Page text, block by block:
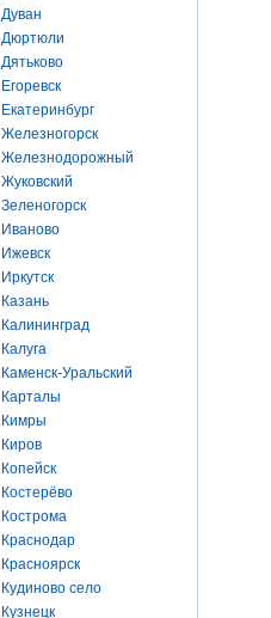
Дуван
Дюртюли
Дятьково
Егоревск
Екатеринбург
Железногорск
Железнодорожный
Жуковский
Зеленогорск
Иваново
Ижевск
Иркутск
Казань
Калининград
Калуга
Каменск-Уральский
Карталы
Кимры
Киров
Копейск
Костерёво
Кострома
Краснодар
Красноярск
Кудиново село
Кузнецк